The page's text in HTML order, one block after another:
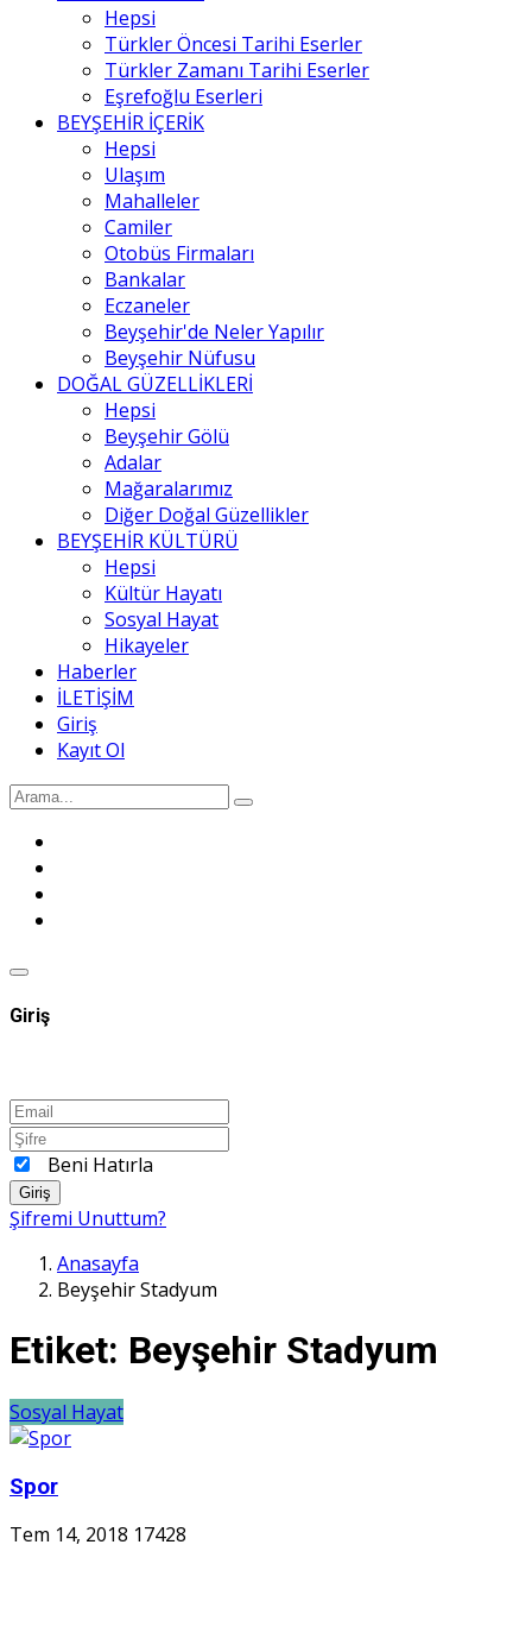
Hepsi
Türkler Öncesi Tarihi Eserler
Türkler Zamanı Tarihi Eserler
Eşrefoğlu Eserleri
BEYŞEHİR İÇERİK
Hepsi
Ulaşım
Mahalleler
Camiler
Otobüs Firmaları
Bankalar
Eczaneler
Beyşehir'de Neler Yapılır
Beyşehir Nüfusu
DOĞAL GÜZELLİKLERİ
Hepsi
Beyşehir Gölü
Adalar
Mağaralarımız
Diğer Doğal Güzellikler
BEYŞEHİR KÜLTÜRÜ
Hepsi
Kültür Hayatı
Sosyal Hayat
Hikayeler
Haberler
İLETİŞİM
Giriş
Kayıt Ol
Giriş
Beni Hatırla
Giriş
Şifremi Unuttum?
Anasayfa
Beyşehir Stadyum
Etiket: Beyşehir Stadyum
Sosyal Hayat
Spor
Tem 14, 2018 17428